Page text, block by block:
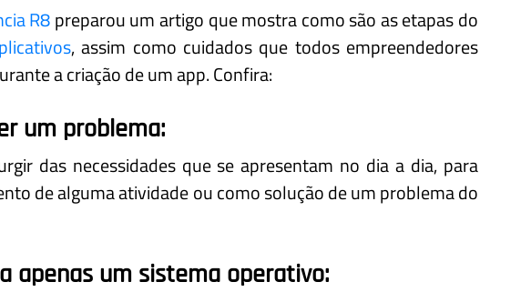
R8preparou um artigo que mostra como são as etapas do
, assim como cuidados que todos empreendedores
a criação de um app. Confira:
um problema:
das necessidades que se apresentam no dia a dia, para
de alguma atividade ou como solução de um problema do
apenas um sistema operativo: